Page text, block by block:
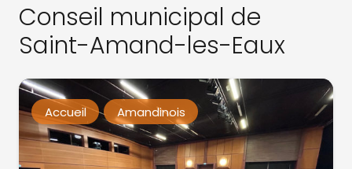
Conseil municipal de
Saint-Amand-les-Eaux
Accueil Amandinois